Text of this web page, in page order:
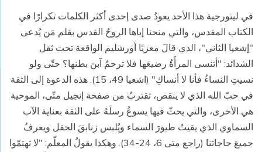
في ليتورجية هذا الأحد يعودُ صدى إحدى أكثر الكلمات تكرارًا في
الكتاب المقدس، والتي منحنا إياها الروحُ القدس بقلم مَن يُدعى
"إشعيا الثاني"، الذي قالَ معزيًا أورشليم الواقعة تحت ثقل
الشدائد: "أتنسى المرأَةُ رضيعَها فلا ترحمُ آبنَ بطنها؟ حتّى ولو
نسيتِ النساءُ فأنا لا أنساكِ" (اشعيا 49، 15). هذه الدعوة إلى الثقة
في حبّ الله الذي لا ينقص، تقتربُ من صفحة إنجيل متّى، الموحية
هي الأخرى، والتي يحثّ فيها يسوعُ رسلَهُ على الثقة بعناية الآب
السماوي الذي يقيتُ طيورَ السماء ويُلبس زنابقَ الحقل ويعرفُ
جميعَ حاجاتنا (راجع متى 6، 24-34). وهكذا يقولُ المعلّم: "لا تهتمّوا